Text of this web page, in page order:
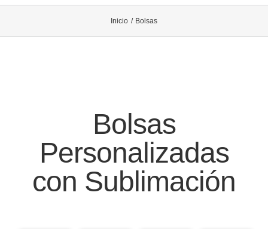
Inicio Bolsas
Bolsas
Personalizadas
con Sublimación